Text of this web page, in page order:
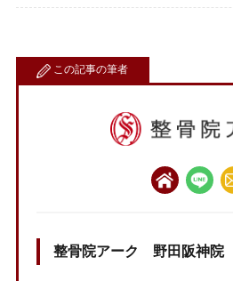
この記事の筆者
整骨院アーク 野田阪神院